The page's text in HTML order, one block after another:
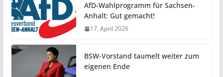
AfD-Wahlprogramm für Sachsen-
Anhalt: Gut gemacht!
17. April 2026
BSW-Vorstand taumelt weiter zum
eigenen Ende